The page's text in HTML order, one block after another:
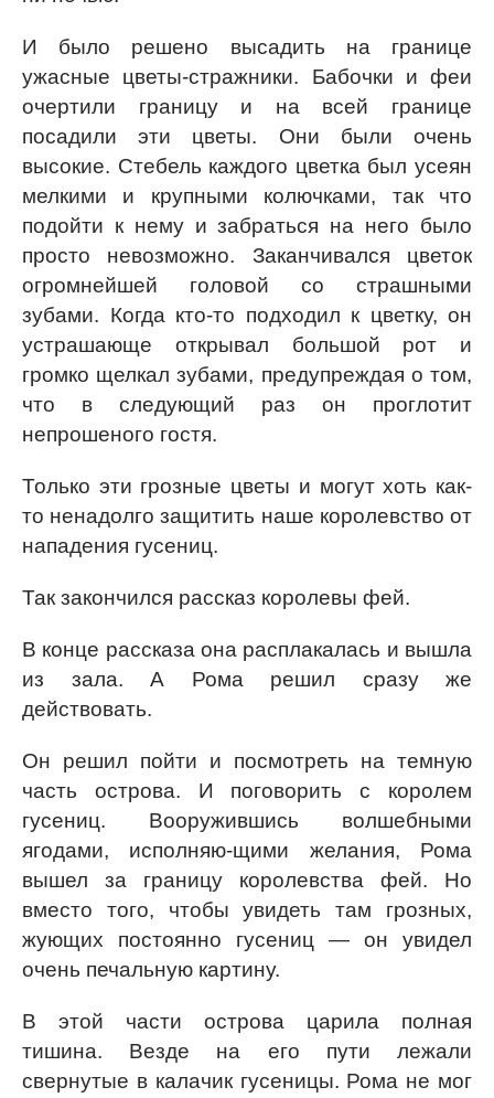
И было решено высадить на границе
ужасные цветы-стражники. Бабочки и феи
очертили границу и на всей границе
посадили эти цветы. Они были очень
высокие. Стебель каждого цветка был усеян
мелкими и крупными колючками, так что
подойти к нему и забраться на него было
просто невозможно. Заканчивался цветок
огромнейшей головой со страшными
зубами. Когда кто-то подходил к цветку, он
устрашающе открывал большой рот и
громко щелкал зубами, предупреждая о том,
что в следующий раз он проглотит
непрошеного гостя.
Только эти грозные цветы и могут хоть как-
то ненадолго защитить наше королевство от
нападения гусениц.
Так закончился рассказ королевы фей.
В конце рассказа она расплакалась и вышла
из зала. А Рома решил сразу же
действовать.
Он решил пойти и посмотреть на темную
часть острова. И поговорить с королем
гусениц. Вооружившись волшебными
ягодами, исполняю-щими желания, Рома
вышел за границу королевства фей. Но
вместо того, чтобы увидеть там грозных,
жующих постоянно гусениц — он увидел
очень печальную картину.
В этой части острова царила полная
тишина. Везде на его пути лежали
свернутые в калачик гусеницы. Рома не мог